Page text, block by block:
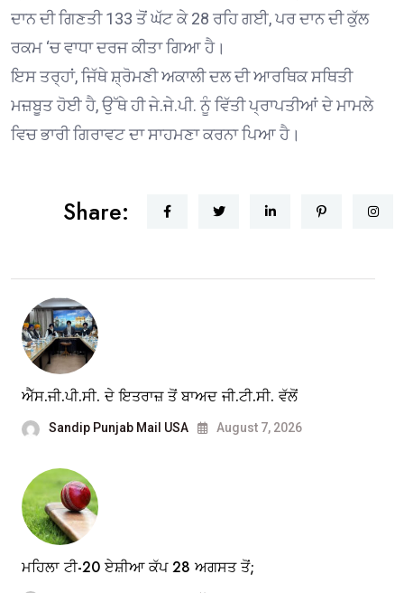
ਦਾਨ ਦੀ ਗਿਣਤੀ 133 ਤੋਂ ਘੱਟ ਕੇ 28 ਰਹਿ ਗਈ, ਪਰ ਦਾਨ ਦੀ ਕੁੱਲ
ਰਕਮ ‘ਚ ਵਾਧਾ ਦਰਜ ਕੀਤਾ ਗਿਆ ਹੈ।
ਇਸ ਤਰ੍ਹਾਂ, ਜਿੱਥੇ ਸ਼੍ਰੋਮਣੀ ਅਕਾਲੀ ਦਲ ਦੀ ਆਰਥਿਕ ਸਥਿਤੀ
ਮਜ਼ਬੂਤ ਹੋਈ ਹੈ, ਉੱਥੇ ਹੀ ਜੇ.ਜੇ.ਪੀ. ਨੂੰ ਵਿੱਤੀ ਪ੍ਰਾਪਤੀਆਂ ਦੇ ਮਾਮਲੇ
ਵਿਚ ਭਾਰੀ ਗਿਰਾਵਟ ਦਾ ਸਾਹਮਣਾ ਕਰਨਾ ਪਿਆ ਹੈ।
Share:
ਐੱਸ.ਜੀ.ਪੀ.ਸੀ. ਦੇ ਇਤਰਾਜ਼ ਤੋਂ ਬਾਅਦ ਜੀ.ਟੀ.ਸੀ. ਵੱਲੋਂ
Sandip Punjab Mail USA August 7, 2026
ਮਹਿਲਾ ਟੀ-20 ਏਸ਼ੀਆ ਕੱਪ 28 ਅਗਸਤ ਤੋਂ;